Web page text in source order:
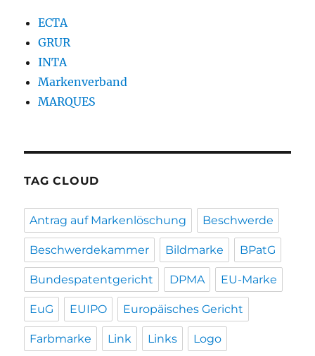
ECTA
GRUR
INTA
Markenverband
MARQUES
TAG CLOUD
Antrag auf Markenlöschung Beschwerde
Beschwerdekammer Bildmarke BPatG
Bundespatentgericht DPMA EU-Marke
EuG EUIPO Europäisches Gericht
Farbmarke Link Links Logo